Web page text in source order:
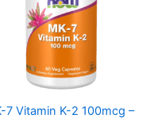
7 Vitamin K-2 100mcg –